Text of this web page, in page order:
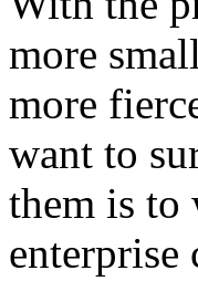
more
more
want to
them is to
enterprise